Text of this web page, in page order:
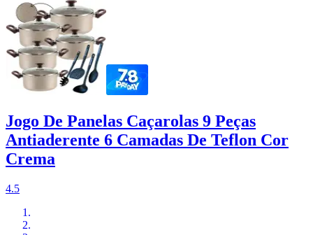
Jogo De Panelas Caçarolas 9 Peças
Antiaderente 6 Camadas De Teflon Cor
Crema
4.5